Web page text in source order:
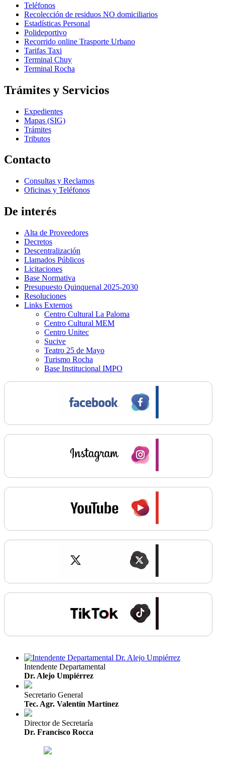
Teléfonos
Recolección de residuos NO domiciliarios
Estadísticas Personal
Polideportivo
Recorrido online Trasporte Urbano
Tarifas Taxi
Terminal Chuy
Terminal Rocha
Trámites y Servicios
Expedientes
Mapas (SIG)
Trámites
Tributos
Contacto
Consultas y Reclamos
Oficinas y Teléfonos
De interés
Alta de Proveedores
Decretos
Descentralización
Llamados Públicos
Licitaciones
Base Normativa
Presupuesto Quinquenal 2025-2030
Resoluciones
Links Externos
Centro Cultural La Paloma
Centro Cultural MEM
Centro Unitec
Sucive
Teatro 25 de Mayo
Turismo Rocha
Base Institucional IMPO
Intendente Departamental
Dr. Alejo Umpiérrez
Secretario General
Tec. Agr. Valentín Martínez
Director de Secretaría
Dr. Francisco Rocca